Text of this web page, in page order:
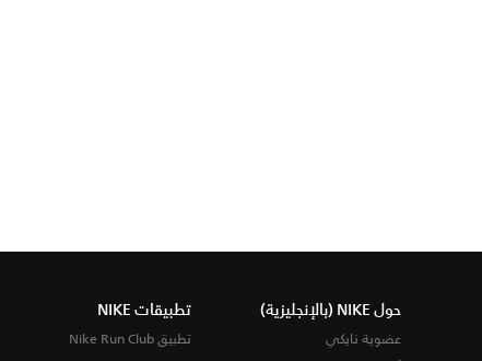
حول NIKE (بالإنجليزية)
عضوية نايكي
تطبيقات NIKE
تطبيق Nike Run Club